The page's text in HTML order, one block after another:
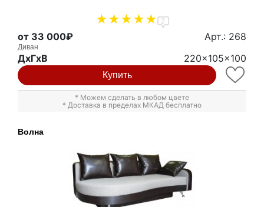
2
от 33 000₽ Арт.: 268
Диван
ДxГxВ 220x105x100
Купить
* Можем сделать в любом цвете
* Доставка в пределах МКАД бесплатно
Волна